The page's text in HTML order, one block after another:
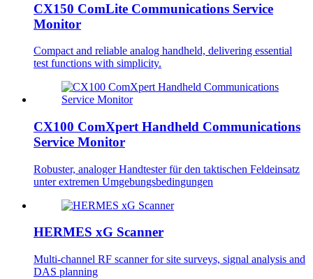
CX150 ComLite Communications Service
Monitor
Compact and reliable analog handheld, delivering essential
test functions with simplicity.
CX100 ComXpert Handheld Communications
Service Monitor
Robuster, analoger Handtester für den taktischen Feldeinsatz
unter extremen Umgebungsbedingungen
HERMES xG Scanner
Multi-channel RF scanner for site surveys, signal analysis and
DAS planning